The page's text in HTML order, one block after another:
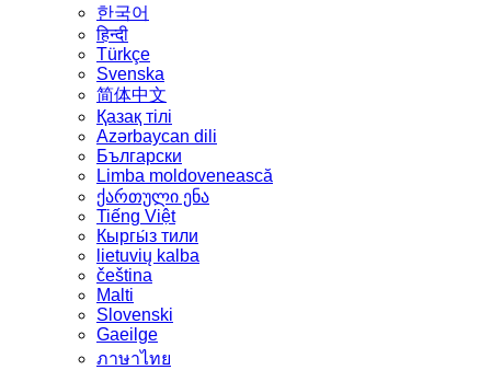
한국어
हिन्दी
Türkçe
Svenska
简体中文
Қазақ тілі
Azərbaycan dili
Български
Limba moldovenească
ქართული ენა
Tiếng Việt
Кыргы́з тили
lietuvių kalba
čeština
Malti
Slovenski
Gaeilge
ภาษาไทย